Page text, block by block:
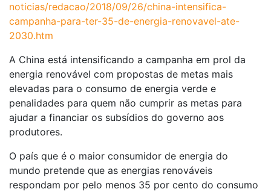
noticias/redacao/2018/09/26/china-intensifica-
campanha-para-ter-35-de-energia-renovavel-ate-
2030.htm
A China está intensificando a campanha em prol da
energia renovável com propostas de metas mais
elevadas para o consumo de energia verde e
penalidades para quem não cumprir as metas para
ajudar a financiar os subsídios do governo aos
produtores.
O país que é o maior consumidor de energia do
mundo pretende que as energias renováveis
respondam por pelo menos 35 por cento do consumo